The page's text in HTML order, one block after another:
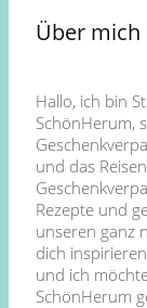
Über mich
Hallo, ich bin
SchönHerum,
und das
Rezepte und
unseren ganz
dich
und ich
SchönHerum